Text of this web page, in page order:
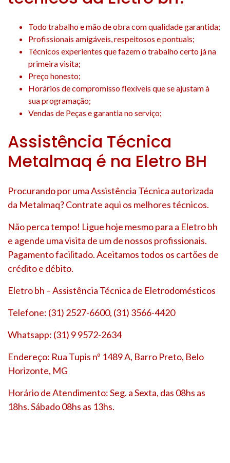
Todo trabalho e mão de obra com qualidade garantida;
Profissionais amigáveis, respeitosos e pontuais;
Técnicos experientes que fazem o trabalho certo já na
primeira visita;
Preço honesto;
Horários de compromisso flexíveis que se ajustam à
sua programação;
Vendas de Peças e garantia no serviço;
Assistência Técnica
Metalmaq é na Eletro BH
Procurando por uma Assistência Técnica autorizada
da Metalmaq? Contrate aqui os melhores técnicos.
Não perca tempo! Ligue hoje mesmo para a Eletro bh
e agende uma visita de um de nossos profissionais.
Pagamento facilitado. Aceitamos todos os cartões de
crédito e débito.
Eletro bh – Assistência Técnica de Eletrodomésticos
Telefone: (31) 2527-6600, (31) 3566-4420
Whatsapp: (31) 9 9572-2634
Endereço: Rua Tupis nº 1489 A, Barro Preto, Belo
Horizonte, MG
Horário de Atendimento: Seg. a Sexta, das 08hs as
18hs. Sábado 08hs as 13hs.